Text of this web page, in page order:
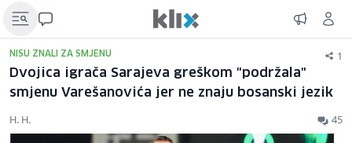
NISU ZNALI ZA SMJENU 1
Dvojica igrača Sarajeva greškom "podržala"
smjenu Varešanovića jer ne znaju bosanski jezik
H. H. 45